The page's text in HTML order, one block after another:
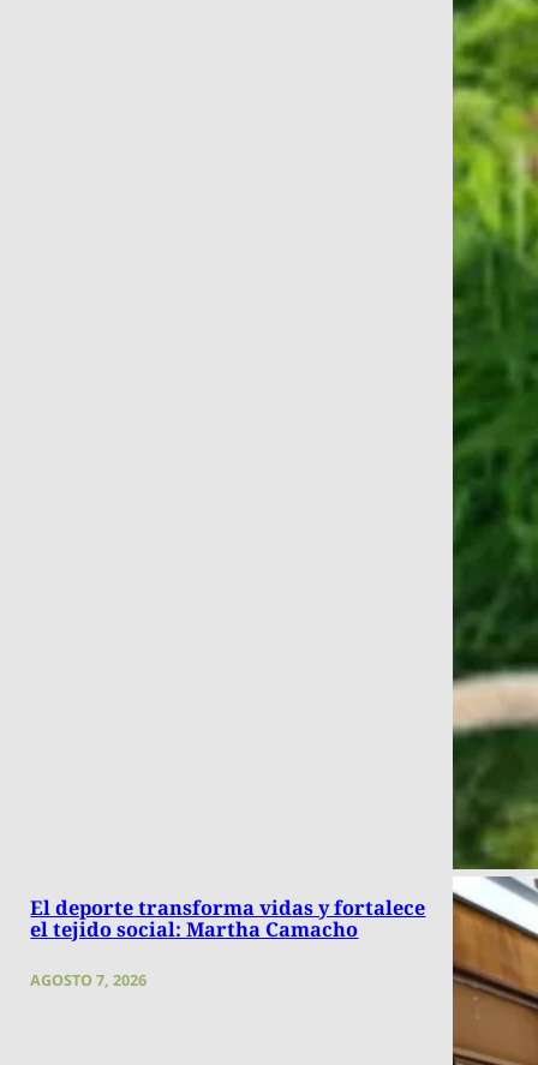
El deporte transforma vidas y fortalece
el tejido social: Martha Camacho
AGOSTO 7, 2026